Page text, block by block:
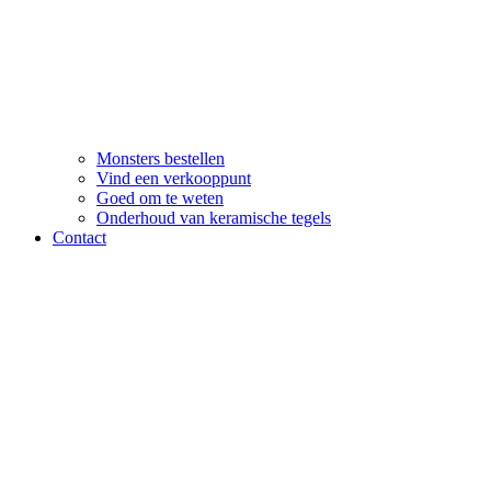
Monsters bestellen
Vind een verkooppunt
Goed om te weten
Onderhoud van keramische tegels
Contact